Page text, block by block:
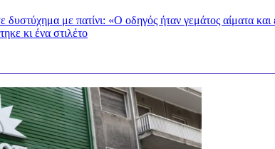
με πατίνι: «Ο οδηγός ήταν γεμάτος αίματα και
κι ένα στιλέτο